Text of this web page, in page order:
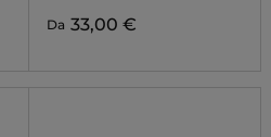
Da 33,00 €